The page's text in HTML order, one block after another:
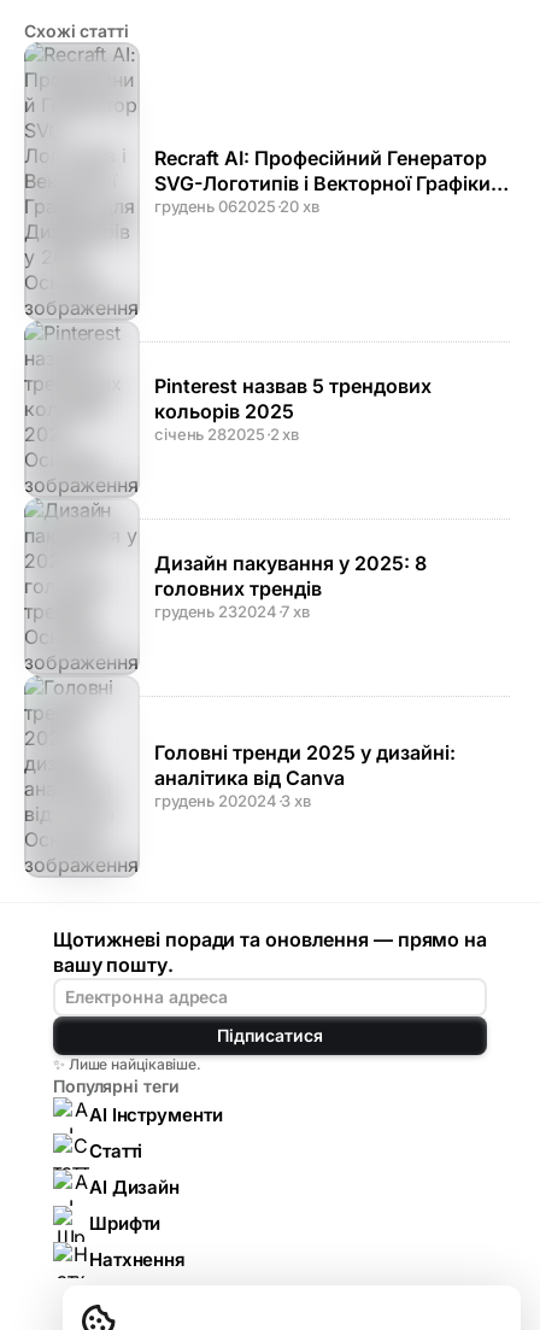
Схожі статті
Recraft AI: Професійний Генератор
SVG-Логотипів і Векторної Графіки
для Дизайнерів у 2025
грудень 062025·20 хв
Pinterest назвав 5 трендових
кольорів 2025
січень 282025·2 хв
Дизайн пакування у 2025: 8
головних трендів
грудень 232024·7 хв
Головні тренди 2025 у дизайні:
аналітика від Canva
грудень 202024·3 хв
Щотижневі поради та оновлення — прямо на
вашу пошту.
Підписатися
✨ Лише найцікавіше.
Популярні теги
AI Інструменти
Статті
AI Дизайн
Шрифти
Натхнення